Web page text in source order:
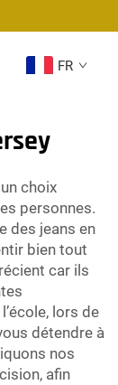
FR
choix
personnes.
des jeans en
bien tout
car ils
lors de
détendre à
nos
afin